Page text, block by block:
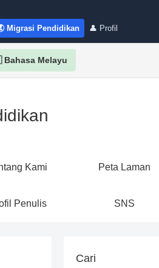
Migrasi Pendidikan 👤 Profil
Melayu
Kami Peta Laman
Penulis SNS
Cari